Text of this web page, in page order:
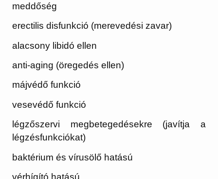
meddőség
erectilis disfunkció (merevedési zavar)
alacsony libidó ellen
anti-aging (öregedés ellen)
májvédő funkció
vesevédő funkció
légzőszervi megbetegedésekre (javítja a
légzésfunkciókat)
baktérium és vírusölő hatású
vérhígító hatású